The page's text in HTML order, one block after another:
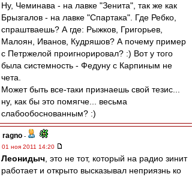
Ну, Чеминава - на лавке "Зенита", так же как
Брызгалов - на лавке "Спартака". Где Ребко,
спраштваешь? А где: Рыжков, Григорьев,
Малоян, Иванов, Кудряшов? А почему пример
с Петржелой проигнорировал? :) Вот у того
была системность - Федуну с Карпиным не
чета.
Может быть все-таки признаешь свой тезис...
ну, как бы это помягче... весьма
слабообоснованным? :)
ragno -
01 ноя 2011 14:20
Леонидыч , это не тот, который на радио зинит
работает и открыто высказывал неприязнь ко